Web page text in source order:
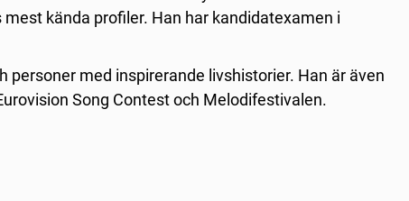
kända profiler. Han har kandidatexamen i
med inspirerande livshistorier. Han är även
Song Contest och Melodifestivalen.